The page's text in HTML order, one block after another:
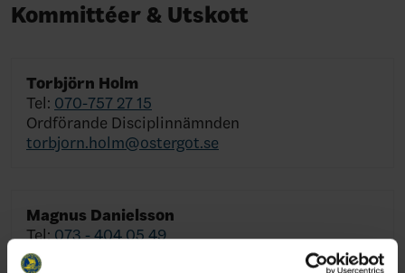
Kommittéer & Utskott
Torbjörn Holm
Tel: 070-757 27 15
Ordförande Disciplinnämnden
torbjorn.holm@ostergot.se
Magnus Danielsson
Tel:073 - 404 05 49
Ordförande Funktionärskommittén